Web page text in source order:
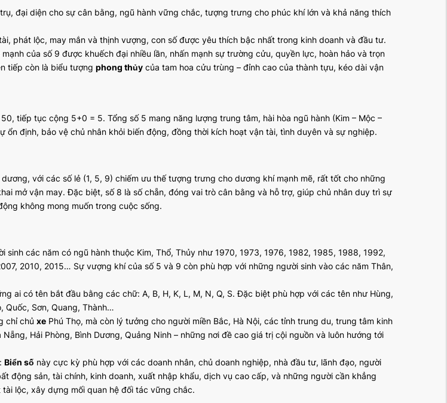
đại diện cho sự cân bằng, ngũ hành vững chắc, tượng trưng cho phúc khí lớn và khả năng thích
phát lộc, may mắn và thịnh vượng, con số được yêu thích bậc nhất trong kinh doanh và đầu tư.
của số 9 được khuếch đại nhiều lần, nhấn mạnh sự trường cửu, quyền lực, hoàn hảo và trọn
tiếp còn là biểu tượng phong thủy của tam hoa cửu trùng – đỉnh cao của thành tựu, kéo dài vận
tiếp tục cộng 5+0 = 5. Tổng số 5 mang năng lượng trung tâm, hài hòa ngũ hành (Kim – Mộc –
ổn định, bảo vệ chủ nhân khỏi biến động, đồng thời kích hoạt vận tài, tình duyên và sự nghiệp.
với các số lẻ (1, 5, 9) chiếm ưu thế tượng trưng cho dương khí mạnh mẽ, rất tốt cho những
mở vận may. Đặc biệt, số 8 là số chẵn, đóng vai trò cân bằng và hỗ trợ, giúp chủ nhân duy trì sự
không mong muốn trong cuộc sống.
sinh các năm có ngũ hành thuộc Kim, Thổ, Thủy như 1970, 1973, 1976, 1982, 1985, 1988, 1992,
2010, 2015… Sự vượng khí của số 5 và 9 còn phù hợp với những người sinh vào các năm Thân,
ai có tên bắt đầu bằng các chữ: A, B, H, K, L, M, N, Q, S. Đặc biệt phù hợp với các tên như Hùng,
Quốc, Sơn, Quang, Thành…
chỉ chủ xe Phú Thọ, mà còn lý tưởng cho người miền Bắc, Hà Nội, các tỉnh trung du, trung tâm kinh
Nẵng, Hải Phòng, Bình Dương, Quảng Ninh – những nơi đề cao giá trị cội nguồn và luôn hướng tới
Biển số này cực kỳ phù hợp với các doanh nhân, chủ doanh nghiệp, nhà đầu tư, lãnh đạo, người
động sản, tài chính, kinh doanh, xuất nhập khẩu, dịch vụ cao cấp, và những người cần khẳng
lộc, xây dựng mối quan hệ đối tác vững chắc.